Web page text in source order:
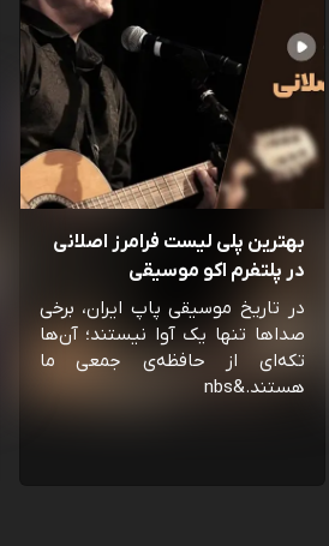
بهترین پلی لیست فرامرز اصلانی
در پلتفرم اکو موسیقی
در تاریخ موسیقی پاپ ایران، برخی
صداها تنها یک آوا نیستند؛ آن‌ها
تکه‌ای از حافظه‌ی جمعی ما
هستند.&nbs